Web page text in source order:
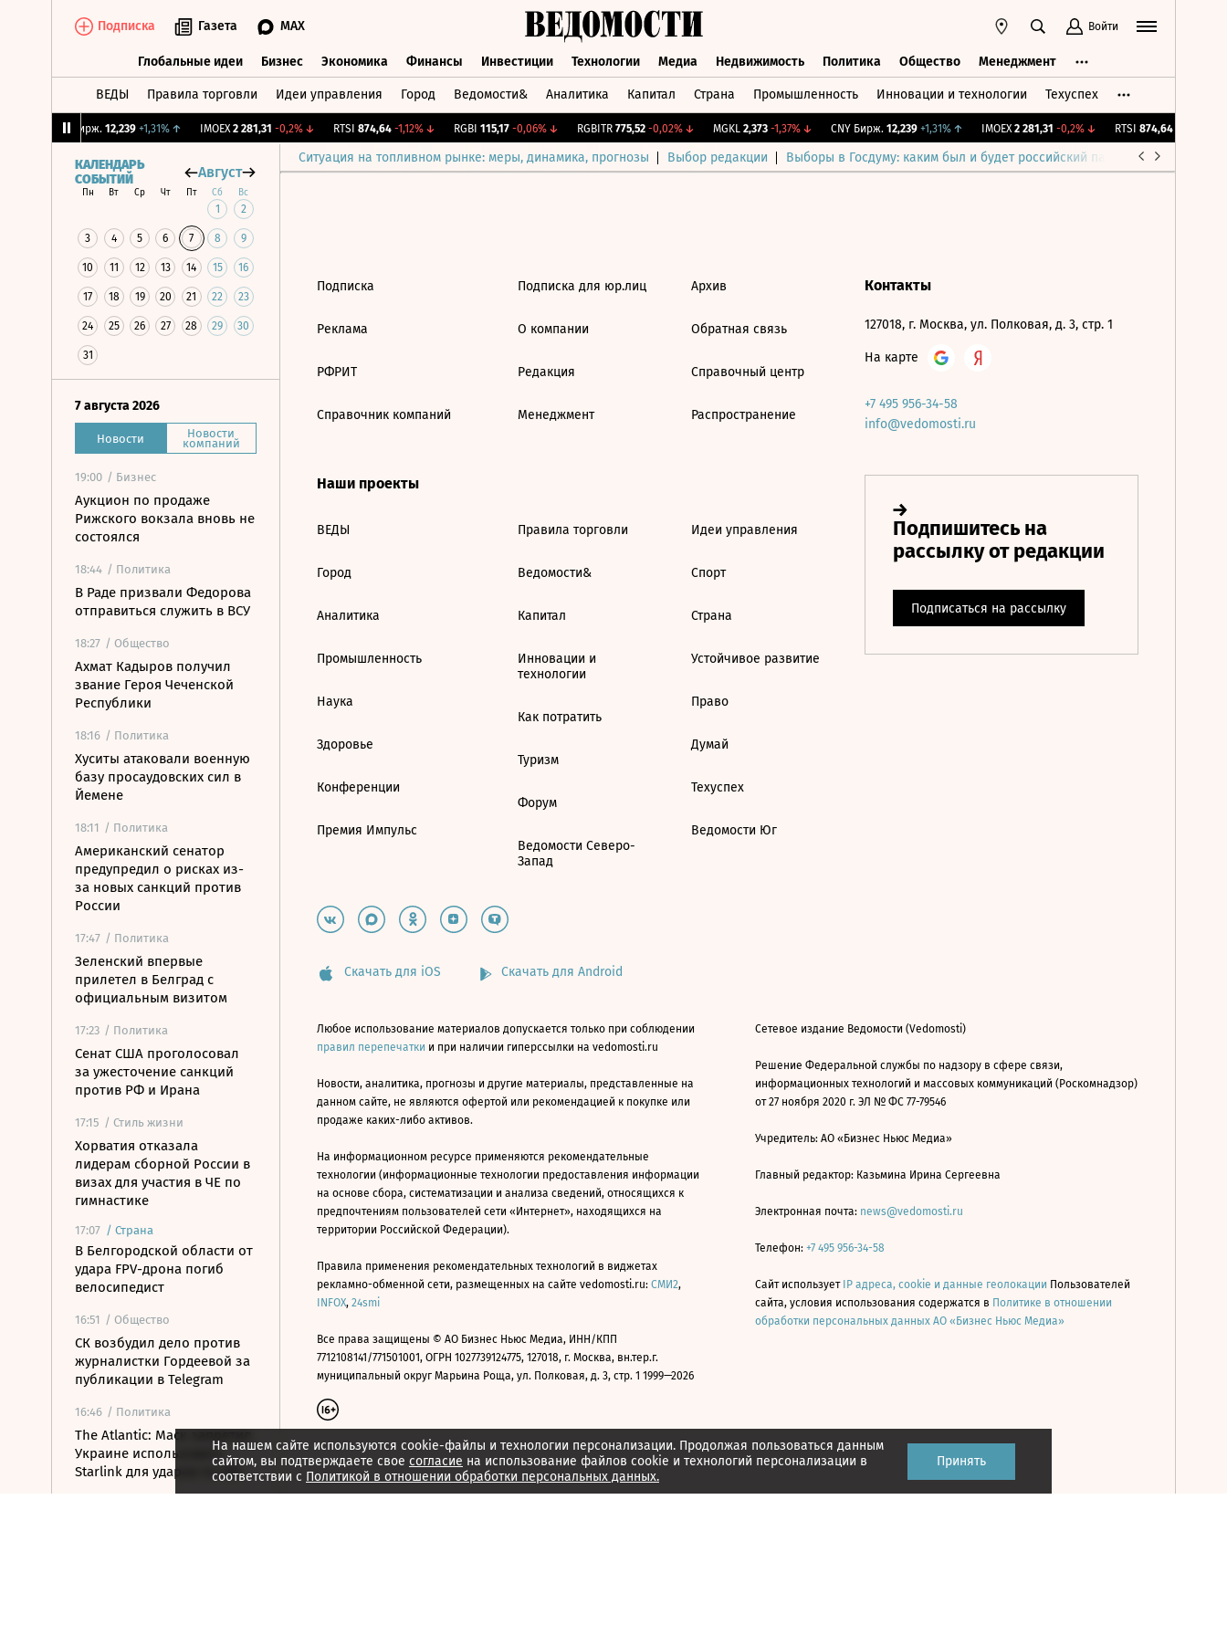
Подписка Газета MAX Войти
Глобальные идеи Бизнес Экономика Финансы Инвестиции Технологии Медиа Недвижимость Политика Общество Менеджмент
ВЕДЫ Правила торговли Идеи управления Город Ведомости& Аналитика Капитал Страна Промышленность Инновации и технологии Техуспех
CNY Бирж. 12,239 +1,31%↑ IMOEX 2 281,31 -0,2%↓ RTSI 874,64 -1,12%↓ RGBI 115,17 -0,06%↓ RGBITR 775,52 -0,02%↓ MGKL 2,373 -1,37%↓ CNY Бирж. 12,239 +1,31%↑ IMOEX 2 281,31 -0,2%↓ RTSI 874,64 -1,12%
Ситуация на топливном рынке: меры, динамика, прогнозы Выбор редакции Выборы в Госдуму: каким был и будет российский парламент
КАЛЕНДАРЬ
СОБЫТИЙ
Август
Пн Вт Ср Чт Пт Сб Вс
1 2
3 4 5 6 7 8 9
10 11 12 13 14 15 16
17 18 19 20 21 22 23
24 25 26 27 28 29 30
31
7 августа 2026
Новости Новости
компаний
19:00 / Бизнес
Аукцион по продаже
Рижского вокзала вновь не
состоялся
18:44 / Политика
В Раде призвали Федорова
отправиться служить в ВСУ
18:27 / Общество
Ахмат Кадыров получил
звание Героя Чеченской
Республики
18:16 / Политика
Хуситы атаковали военную
базу просаудовских сил в
Йемене
18:11 / Политика
Американский сенатор
предупредил о рисках из-
за новых санкций против
России
17:47 / Политика
Зеленский впервые
прилетел в Белград с
официальным визитом
17:23 / Политика
Сенат США проголосовал
за ужесточение санкций
против РФ и Ирана
17:15 / Стиль жизни
Хорватия отказала
лидерам сборной России в
визах для участия в ЧЕ по
гимнастике
17:07 / Страна
В Белгородской области от
удара FPV-дрона погиб
велосипедист
16:51 / Общество
СК возбудил дело против
журналистки Гордеевой за
публикации в Telegram
16:46 / Политика
The Atlantic: Маск запретил
Украине использовать
Starlink для ударов по РФ
На нашем сайте используются cookie-файлы и технологии персонализации. Продолжая пользоваться данным
сайтом, вы подтверждаете свое согласие на использование файлов cookie и технологий персонализации в
соответствии с Политикой в отношении обработки персональных данных.
Принять
Подписка
Реклама
РФРИТ
Справочник компаний
Подписка для юр.лиц
О компании
Редакция
Менеджмент
Архив
Обратная связь
Справочный центр
Распространение
Наши проекты
ВЕДЫ
Город
Аналитика
Промышленность
Наука
Здоровье
Конференции
Премия Импульс
Правила торговли
Ведомости&
Капитал
Инновации и
технологии
Как потратить
Туризм
Форум
Ведомости Северо-
Запад
Идеи управления
Спорт
Страна
Устойчивое развитие
Право
Думай
Техуспех
Ведомости Юг
Контакты
127018, г. Москва, ул. Полковая, д. 3, стр. 1
На карте
+7 495 956-34-58
info@vedomosti.ru
Скачать для iOS Скачать для Android
Любое использование материалов допускается только при соблюдении
правил перепечатки и при наличии гиперссылки на vedomosti.ru
Новости, аналитика, прогнозы и другие материалы, представленные на
данном сайте, не являются офертой или рекомендацией к покупке или
продаже каких-либо активов.
На информационном ресурсе применяются рекомендательные
технологии (информационные технологии предоставления информации
на основе сбора, систематизации и анализа сведений, относящихся к
предпочтениям пользователей сети «Интернет», находящихся на
территории Российской Федерации).
Правила применения рекомендательных технологий в виджетах
рекламно-обменной сети, размещенных на сайте vedomosti.ru: СМИ2,
INFOX, 24smi
Все права защищены © АО Бизнес Ньюс Медиа, ИНН/КПП
7712108141/771501001, ОГРН 1027739124775, 127018, г. Москва, вн.тер.г.
муниципальный округ Марьина Роща, ул. Полковая, д. 3, стр. 1 1999—2026
Сетевое издание Ведомости (Vedomosti)
Решение Федеральной службы по надзору в сфере связи,
информационных технологий и массовых коммуникаций (Роскомнадзор)
от 27 ноября 2020 г. ЭЛ № ФС 77-79546
Учредитель: АО «Бизнес Ньюс Медиа»
Главный редактор: Казьмина Ирина Сергеевна
Электронная почта: news@vedomosti.ru
Телефон: +7 495 956-34-58
Сайт использует IP адреса, cookie и данные геолокации Пользователей
сайта, условия использования содержатся в Политике в отношении
обработки персональных данных АО «Бизнес Ньюс Медиа»